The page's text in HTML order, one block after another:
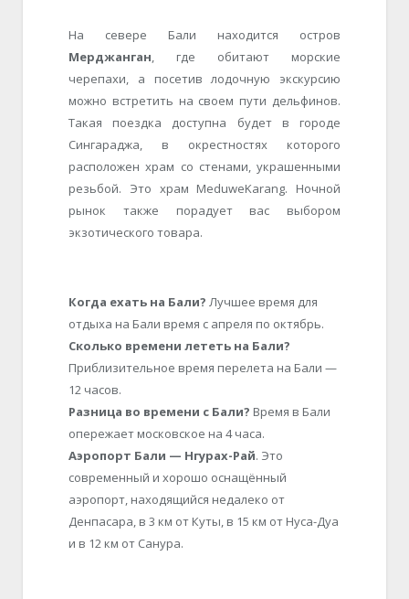
На севере Бали находится остров
Мерджанган, где обитают морские
черепахи, а посетив лодочную экскурсию
можно встретить на своем пути дельфинов.
Такая поездка доступна будет в городе
Сингараджа, в окрестностях которого
расположен храм со стенами, украшенными
резьбой. Это храм MeduweKarang. Ночной
рынок также порадует вас выбором
экзотического товара.
Когда ехать на Бали? Лучшее время для
отдыха на Бали время с апреля по октябрь.
Сколько времени лететь на Бали?
Приблизительное время перелета на Бали —
12 часов.
Разница во времени с Бали? Время в Бали
опережает московское на 4 часа.
Аэропорт Бали — Нгурах-Рай. Это
современный и хорошо оснащённый
аэропорт, находящийся недалеко от
Денпасара, в 3 км от Куты, в 15 км от Нуса-Дуа
и в 12 км от Санура.